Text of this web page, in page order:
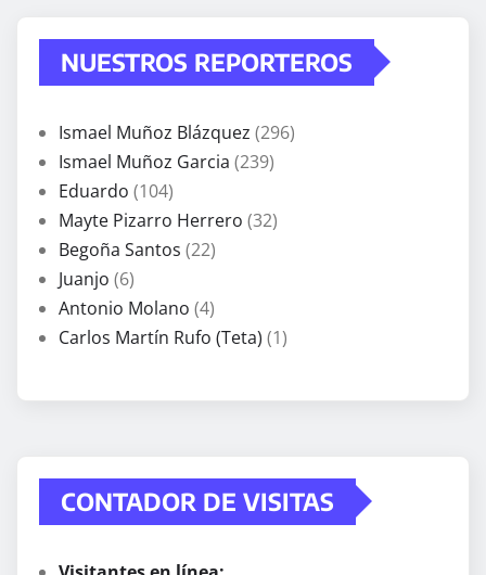
NUESTROS REPORTEROS
Ismael Muñoz Blázquez (296)
Ismael Muñoz Garcia (239)
Eduardo (104)
Mayte Pizarro Herrero (32)
Begoña Santos (22)
Juanjo (6)
Antonio Molano (4)
Carlos Martín Rufo (Teta) (1)
CONTADOR DE VISITAS